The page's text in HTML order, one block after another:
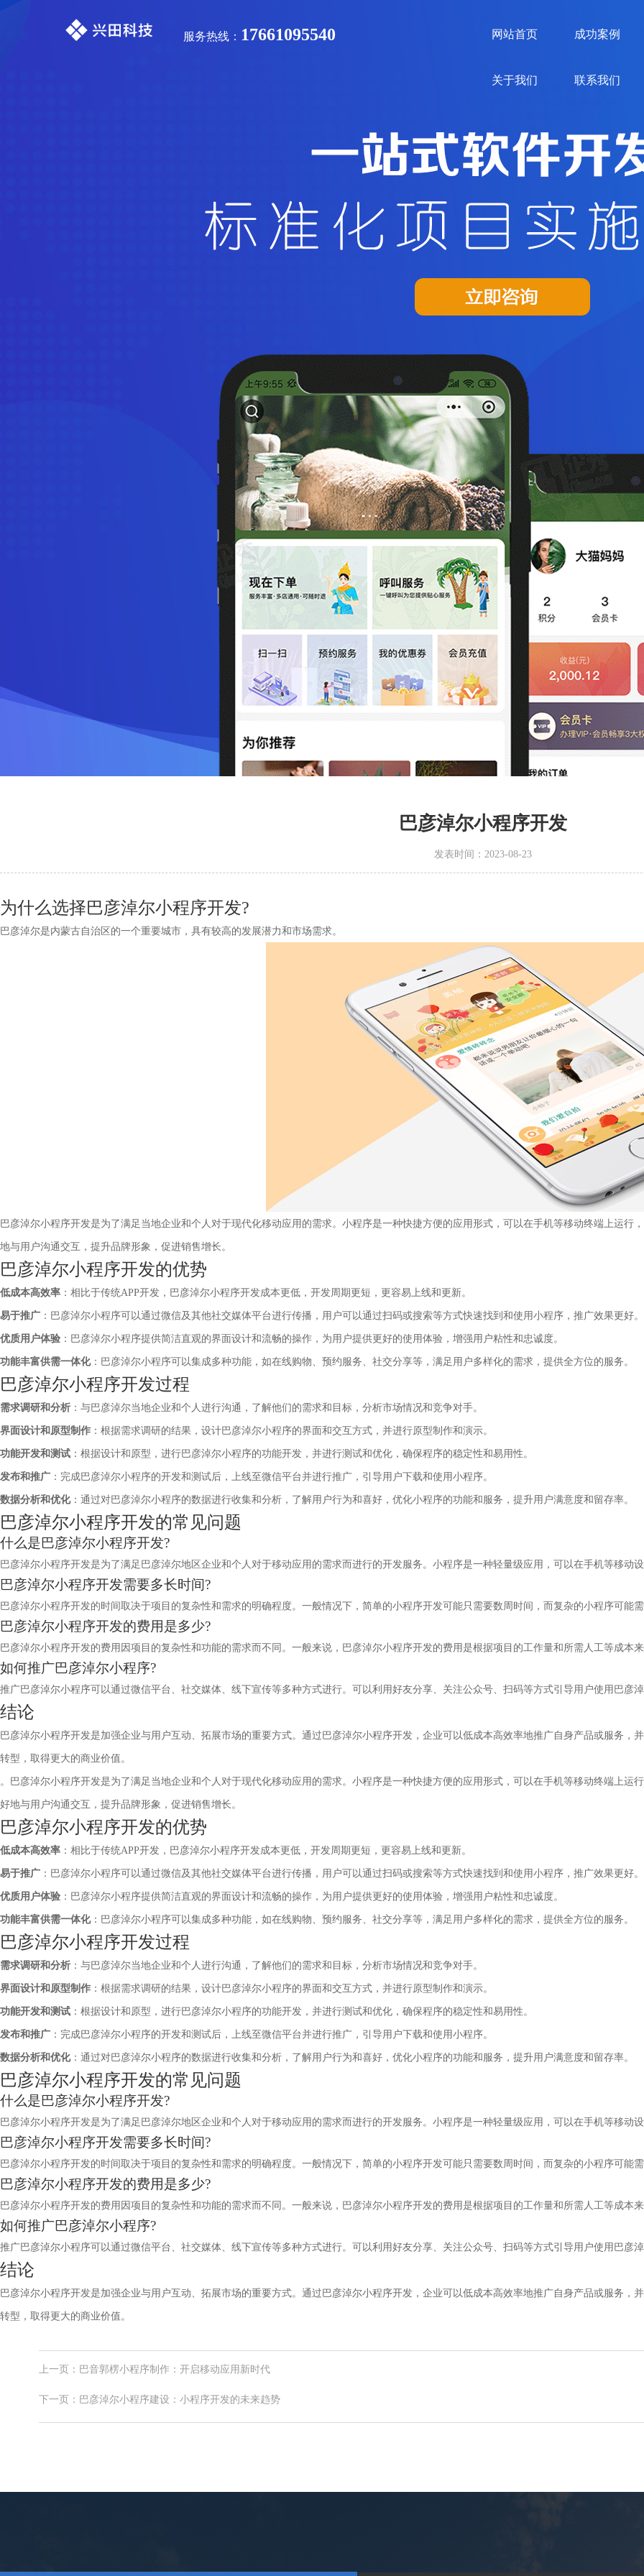
服务热线： 17661095540 网站首页 成功案例
关于我们 联系我们
巴彦淖尔小程序开发
发表时间：2023-08-23
为什么选择巴彦淖尔小程序开发?
巴彦淖尔是内蒙古自治区的一个重要城市，具有较高的发展潜力和市场需求。
巴彦淖尔小程序开发是为了满足当地企业和个人对于现代化移动应用的需求。小程序是一种快捷方便的应用形式，可以在手机等移动终端上运
地与用户沟通交互，提升品牌形象，促进销售增长。
巴彦淖尔小程序开发的优势
低成本高效率 ：相比于传统APP开发，巴彦淖尔小程序开发成本更低，开发周期更短，更容易上线和更新。
易于推广 ：巴彦淖尔小程序可以通过微信及其他社交媒体平台进行传播，用户可以通过扫码或搜索等方式快速找到和使用小程序，推广效果更好。
优质用户体验 ：巴彦淖尔小程序提供简洁直观的界面设计和流畅的操作，为用户提供更好的使用体验，增强用户粘性和忠诚度。
功能丰富供需一体化：巴彦淖尔小程序可以集成多种功能，如在线购物、预约服务、社交分享等，满足用户多样化的需求，提供全方位的服务。
巴彦淖尔小程序开发过程
需求调研和分析 ：与巴彦淖尔当地企业和个人进行沟通，了解他们的需求和目标，分析市场情况和竞争对手。
界面设计和原型制作 ：根据需求调研的结果，设计巴彦淖尔小程序的界面和交互方式，并进行原型制作和演示。
功能开发和测试 ：根据设计和原型，进行巴彦淖尔小程序的功能开发，并进行测试和优化，确保程序的稳定性和易用性。
发布和推广 ：完成巴彦淖尔小程序的开发和测试后，上线至微信平台并进行推广，引导用户下载和使用小程序。
数据分析和优化：通过对巴彦淖尔小程序的数据进行收集和分析，了解用户行为和喜好，优化小程序的功能和服务，提升用户满意度和留存率。
巴彦淖尔小程序开发的常见问题
什么是巴彦淖尔小程序开发?
巴彦淖尔小程序开发是为了满足巴彦淖尔地区企业和个人对于移动应用的需求而进行的开发服务。小程序是一种轻量级应用，可以在手机等移动
巴彦淖尔小程序开发需要多长时间?
巴彦淖尔小程序开发的时间取决于项目的复杂性和需求的明确程度。一般情况下，简单的小程序开发可能只需要数周时间，而复杂的小程序可能
巴彦淖尔小程序开发的费用是多少?
巴彦淖尔小程序开发的费用因项目的复杂性和功能的需求而不同。一般来说，巴彦淖尔小程序开发的费用是根据项目的工作量和所需人工等成本
如何推广巴彦淖尔小程序?
推广巴彦淖尔小程序可以通过微信平台、社交媒体、线下宣传等多种方式进行。可以利用好友分享、关注公众号、扫码等方式引导用户使用巴彦
结论
巴彦淖尔小程序开发是加强企业与用户互动、拓展市场的重要方式。通过巴彦淖尔小程序开发，企业可以低成本高效率地推广自身产品或服务
转型，取得更大的商业价值。
。巴彦淖尔小程序开发是为了满足当地企业和个人对于现代化移动应用的需求。小程序是一种快捷方便的应用形式，可以在手机等移动终端上
好地与用户沟通交互，提升品牌形象，促进销售增长。
巴彦淖尔小程序开发的优势
低成本高效率 ：相比于传统APP开发，巴彦淖尔小程序开发成本更低，开发周期更短，更容易上线和更新。
易于推广 ：巴彦淖尔小程序可以通过微信及其他社交媒体平台进行传播，用户可以通过扫码或搜索等方式快速找到和使用小程序，推广效果更好。
优质用户体验 ：巴彦淖尔小程序提供简洁直观的界面设计和流畅的操作，为用户提供更好的使用体验，增强用户粘性和忠诚度。
功能丰富供需一体化：巴彦淖尔小程序可以集成多种功能，如在线购物、预约服务、社交分享等，满足用户多样化的需求，提供全方位的服务。
巴彦淖尔小程序开发过程
需求调研和分析 ：与巴彦淖尔当地企业和个人进行沟通，了解他们的需求和目标，分析市场情况和竞争对手。
界面设计和原型制作 ：根据需求调研的结果，设计巴彦淖尔小程序的界面和交互方式，并进行原型制作和演示。
功能开发和测试 ：根据设计和原型，进行巴彦淖尔小程序的功能开发，并进行测试和优化，确保程序的稳定性和易用性。
发布和推广 ：完成巴彦淖尔小程序的开发和测试后，上线至微信平台并进行推广，引导用户下载和使用小程序。
数据分析和优化：通过对巴彦淖尔小程序的数据进行收集和分析，了解用户行为和喜好，优化小程序的功能和服务，提升用户满意度和留存率。
巴彦淖尔小程序开发的常见问题
什么是巴彦淖尔小程序开发?
巴彦淖尔小程序开发是为了满足巴彦淖尔地区企业和个人对于移动应用的需求而进行的开发服务。小程序是一种轻量级应用，可以在手机等移动
巴彦淖尔小程序开发需要多长时间?
巴彦淖尔小程序开发的时间取决于项目的复杂性和需求的明确程度。一般情况下，简单的小程序开发可能只需要数周时间，而复杂的小程序可能
巴彦淖尔小程序开发的费用是多少?
巴彦淖尔小程序开发的费用因项目的复杂性和功能的需求而不同。一般来说，巴彦淖尔小程序开发的费用是根据项目的工作量和所需人工等成本
如何推广巴彦淖尔小程序?
推广巴彦淖尔小程序可以通过微信平台、社交媒体、线下宣传等多种方式进行。可以利用好友分享、关注公众号、扫码等方式引导用户使用巴彦
结论
巴彦淖尔小程序开发是加强企业与用户互动、拓展市场的重要方式。通过巴彦淖尔小程序开发，企业可以低成本高效率地推广自身产品或服务
转型，取得更大的商业价值。
上一页：巴音郭楞小程序制作：开启移动应用新时代
下一页：巴彦淖尔小程序建设：小程序开发的未来趋势